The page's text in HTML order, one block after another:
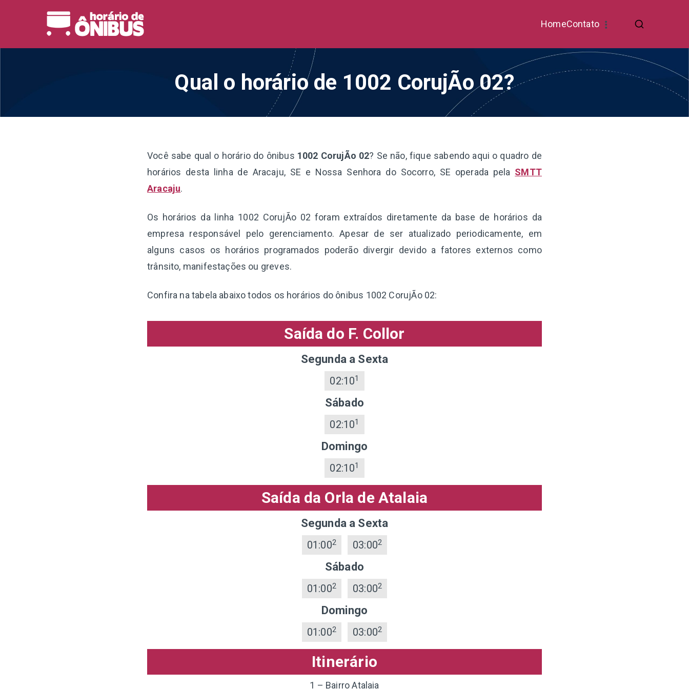
HomeContato
Qual o horário de 1002 CorujÃo 02?
Você sabe qual o horário do ônibus 1002 CorujÃo 02? Se não, fique sabendo aqui o quadro de
horários desta linha de Aracaju, SE e Nossa Senhora do Socorro, SE operada pela SMTT
Aracaju.
Os horários da linha 1002 CorujÃo 02 foram extraídos diretamente da base de horários da
empresa responsável pelo gerenciamento. Apesar de ser atualizado periodicamente, em
alguns casos os horários programados poderão divergir devido a fatores externos como
trânsito, manifestações ou greves.
Confira na tabela abaixo todos os horários do ônibus 1002 CorujÃo 02:
Saída do F. Collor
Segunda a Sexta
02:101
Sábado
02:101
Domingo
02:101
Saída da Orla de Atalaia
Segunda a Sexta
01:002 03:002
Sábado
01:002 03:002
Domingo
01:002 03:002
Itinerário
1 – Bairro Atalaia